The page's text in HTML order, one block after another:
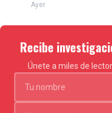
Ayer
Recibe
Únete a miles de